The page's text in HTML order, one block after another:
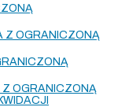
Z OGRANICZONĄ
Z OGRANICZONĄ